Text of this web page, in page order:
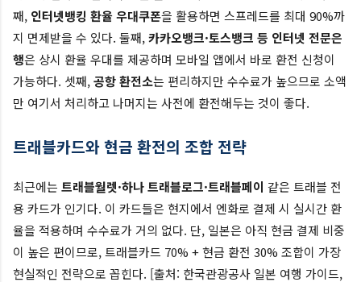
째, 인터넷뱅킹 환율 우대쿠폰을 활용하면 스프레드를 최대 90%까
지 면제받을 수 있다. 둘째,카카오뱅크·토스뱅크 등 인터넷 전문은
행은 상시 환율 우대를 제공하며 모바일 앱에서 바로 환전 신청이
가능하다. 셋째,공항 환전소는 편리하지만 수수료가 높으므로 소액
만 여기서 처리하고 나머지는 사전에 환전해두는 것이 좋다.
트래블카드와 현금 환전의 조합 전략
최근에는 트래블월렛·하나 트래블로그·트래블페이 같은 트래블 전
용 카드가 인기다. 이 카드들은 현지에서 엔화로 결제 시 실시간 환
율을 적용하며 수수료가 거의 없다. 단, 일본은 아직 현금 결제 비중
이 높은 편이므로, 트래블카드 70% + 현금 환전 30% 조합이 가장
현실적인 전략으로 꼽힌다. [출처: 한국관광공사 일본 여행 가이드,